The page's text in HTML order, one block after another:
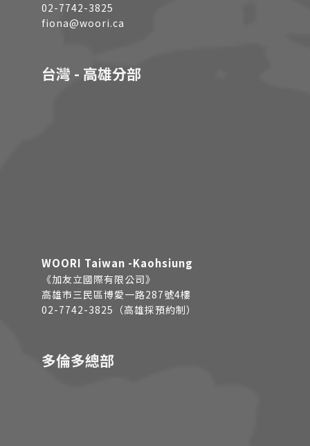
02-7742-3825
fiona@woori.ca
台灣 - 高雄分部
WOORI Taiwan -Kaohsiung
《加友立國際有限公司》
高雄市三民區博愛一路287號4樓
02-7742-3825（高雄採預約制）
多倫多總部